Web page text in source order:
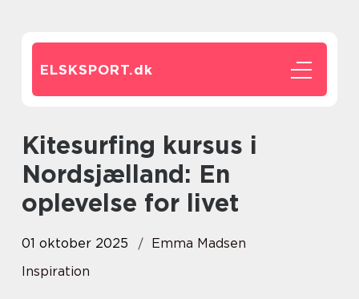
ELSKSPORT.dk
Kitesurfing kursus i
Nordsjælland: En
oplevelse for livet
01 oktober 2025
Emma Madsen
Inspiration